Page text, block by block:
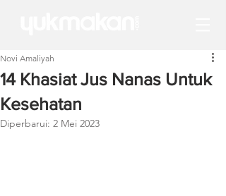
14 Khasiat Jus Nanas Untuk
Kesehatan
Novi Amaliyah
Diperbarui: 2 Mei 2023